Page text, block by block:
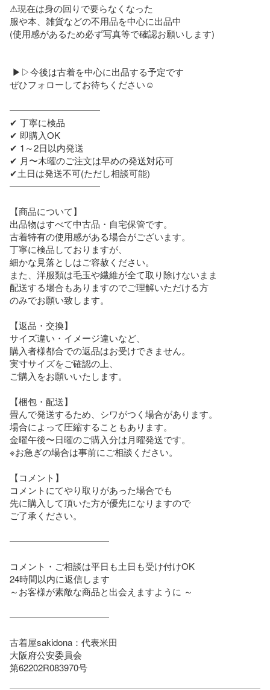
⚠現在は身の回りで要らなくなった
服や本、雑貨などの不用品を中心に出品中
(使用感があるため必ず写真等で確認お願いします)
ぜひフォローしてお待ちください☺︎︎
――――――――――
✔ 丁寧に検品
✔ 即購入OK
✔ 1～2日以内発送
✔ 月〜木曜のご注文は早めの発送対応可
✔土日は発送不可(ただし相談可能)
――――――――――
【商品について】
出品物はすべて中古品・自宅保管です。
古着特有の使用感がある場合がございます。
丁寧に検品しておりますが、
細かな見落としはご容赦ください。
また、洋服類は毛玉や繊維が全て取り除けないまま
配送する場合もありますのでご理解いただける方
のみでお願い致します。
【返品・交換】
サイズ違い・イメージ違いなど、
購入者様都合での返品はお受けできません。
実寸サイズをご確認の上、
ご購入をお願いいたします。
【梱包・配送】
畳んで発送するため、シワがつく場合があります。
場合によって圧縮することもあります。
金曜午後〜日曜のご購入分は月曜発送です。
※お急ぎの場合は事前にご相談ください。
【コメント】
コメントにてやり取りがあった場合でも
先に購入して頂いた方が優先になりますので
ご了承ください。
―――――――――――
コメント・ご相談は平日も土日も受け付けOK
24時間以内に返信します
～お客様が素敵な商品と出会えますように ～
―――――――――――
古着屋sakidona：代表米田
大阪府公安委員会
第62202R083970号